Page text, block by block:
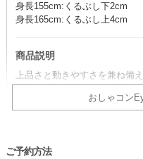
身長155cm:くるぶし下2cm
身長165cm:くるぶし上4cm
商品説明
上品さと動きやすさを兼ね備
気分を盛り上げるフレア袖で
おしゃコン
ご予約方法